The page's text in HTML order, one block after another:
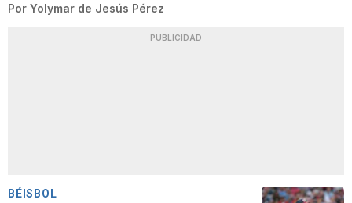
Por Yolymar de Jesús Pérez
PUBLICIDAD
BÉISBOL